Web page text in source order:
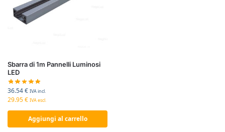
Sbarra di 1m Pannelli Luminosi
LED
36.54€ IVA incl.
29.95€ IVA escl.
Aggiungi al carrello